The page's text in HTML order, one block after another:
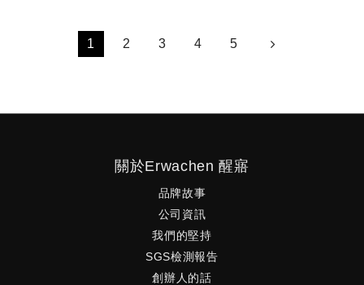
1 2 3 4 5
關於Erwachen 醒寤
品牌故事
公司資訊
我們的堅持
SGS檢測報告
創辦人的話